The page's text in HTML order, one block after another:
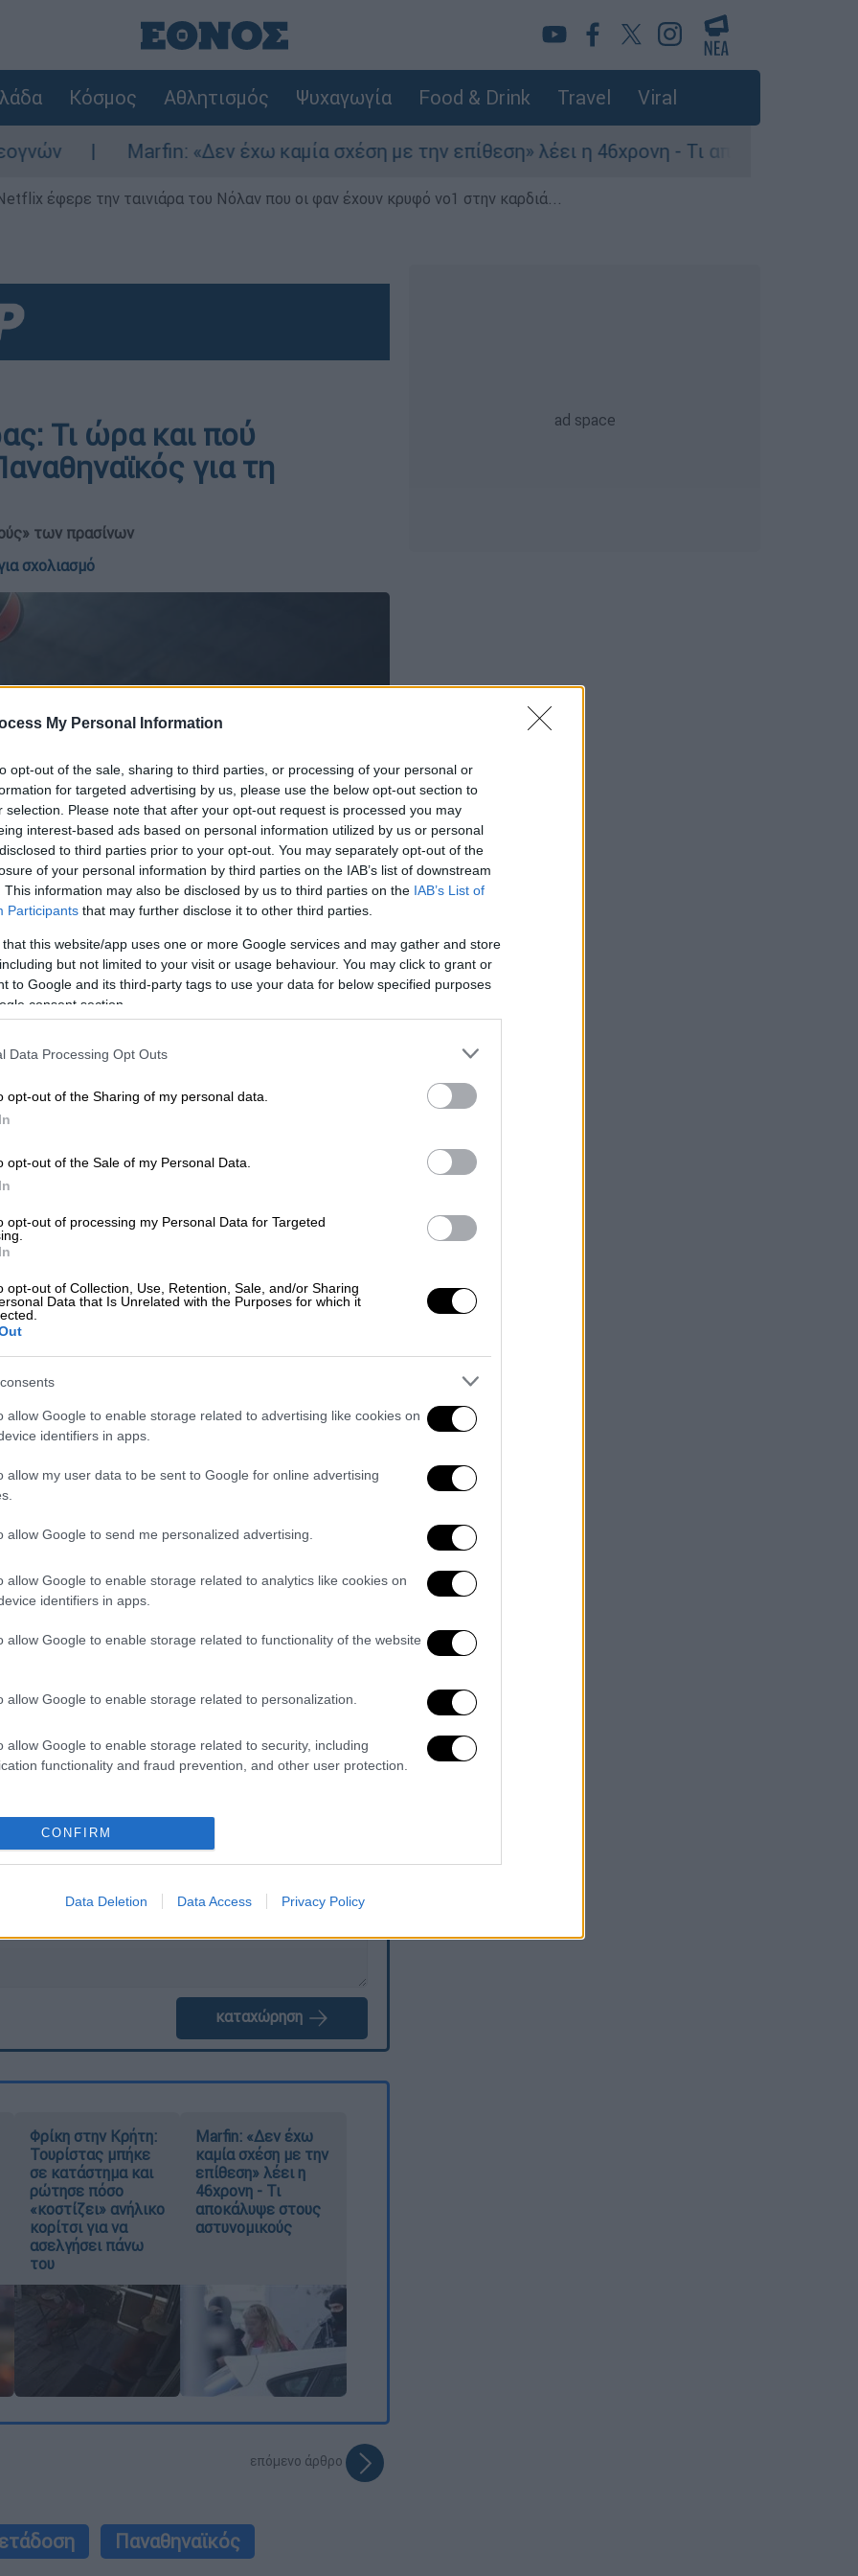
My Personal Information
opt-out of the sale, sharing to third parties, or processing of your personal or
for targeted advertising by us, please use the below opt-out section to
selection. Please note that after your opt-out request is processed you may
interest-based ads based on personal information utilized by us or personal
to third parties prior to your opt-out. You may separately opt-out of the
of your personal information by third parties on the IAB’s list of downstream
This information may also be disclosed by us to third parties on the IAB’s List of
Participants that may further disclose it to other third parties.
that this website/app uses one or more Google services and may gather and store
but not limited to your visit or usage behaviour. You may click to grant or
to Google and its third-party tags to use your data for below specified purposes
consent section.
Data Processing Opt Outs
opt-out of the Sharing of my personal data.
opt-out of the Sale of my Personal Data.
opt-out of processing my Personal Data for Targeted
opt-out of Collection, Use, Retention, Sale, and/or Sharing
Data that Is Unrelated with the Purposes for which it
allow Google to enable storage related to advertising like cookies on
identifiers in apps.
allow my user data to be sent to Google for online advertising
allow Google to send me personalized advertising.
allow Google to enable storage related to analytics like cookies on
identifiers in apps.
allow Google to enable storage related to functionality of the website
allow Google to enable storage related to personalization.
allow Google to enable storage related to security, including
functionality and fraud prevention, and other user protection.
CONFIRM
Data Deletion Data Access Privacy Policy
Κόσμος Αθλητισμός Ψυχαγωγία Food & Drink Travel Viral
Marfin: «Δεν έχω καμία σχέση με την επίθεση» λέει η 46χρονη - Τι αποκάλυψε στους
έφερε την ταινιάρα του Νόλαν που οι φαν έχουν κρυφό νο1 στην καρδιά...
Τι ώρα και πού
για τη
των πρασίνων
σχολιασμό
το ΕΘΝΟΣ στη Google
το νικηφόρο σερί των τεσσάρων
εκτός έδρας, αλλά σε ουδέτερο
να συνεχίσει στους ίδιους
εξάδα στον μαραθώνιο της
στον Βοτανικό - Κάλεσμα
να υπολογίζει ξανά στους Νάιτζελ Χέιζ
ένα από τα τέσσερα τελευταία ματς της
της βαθμολογίας με ρεκόρ 20 νίκες και
Novasports Prime
ΕΘΝΟΣ θα παρεμβαίνει και τα προσβλητικά σχόλια θα
καταχώρηση
Φρίκη στην Κρήτη:
Τουρίστας μπήκε
σε κατάστημα και
ρώτησε πόσο
«κοστίζει» ανήλικο
κορίτσι για να
ασελγήσει πάνω
του
Marfin: «Δεν έχω
καμία σχέση με την
επίθεση» λέει η
46χρονη - Τι
αποκάλυψε στους
αστυνομικούς
επόμενο άρθρο
Παναθηναϊκός